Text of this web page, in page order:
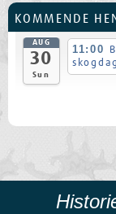
KOMMENDE
AUG
30
Sun
11:00
skogdag